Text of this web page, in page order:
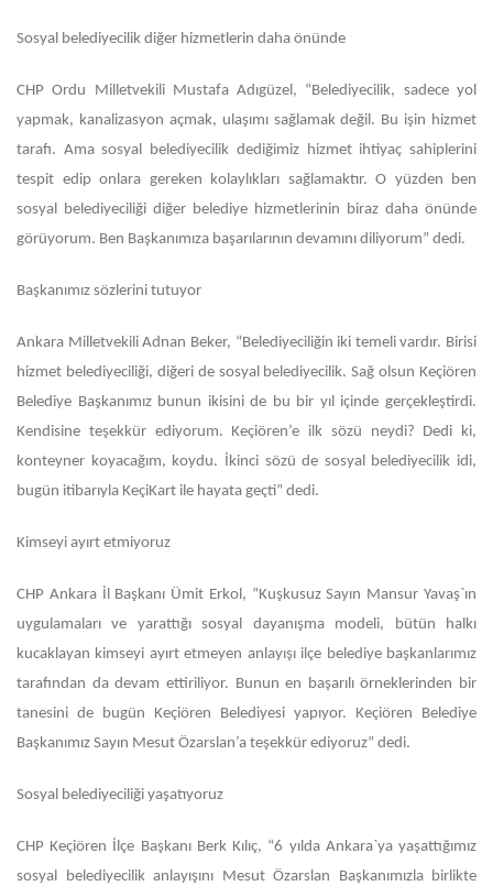
Sosyal belediyecilik diğer hizmetlerin daha önünde
CHP Ordu Milletvekili Mustafa Adıgüzel, “Belediyecilik, sadece yol
yapmak, kanalizasyon açmak, ulaşımı sağlamak değil. Bu işin hizmet
tarafı. Ama sosyal belediyecilik dediğimiz hizmet ihtiyaç sahiplerini
tespit edip onlara gereken kolaylıkları sağlamaktır. O yüzden ben
sosyal belediyeciliği diğer belediye hizmetlerinin biraz daha önünde
görüyorum. Ben Başkanımıza başarılarının devamını diliyorum” dedi.
Başkanımız sözlerini tutuyor
Ankara Milletvekili Adnan Beker, “Belediyeciliğin iki temeli vardır. Birisi
hizmet belediyeciliği, diğeri de sosyal belediyecilik. Sağ olsun Keçiören
Belediye Başkanımız bunun ikisini de bu bir yıl içinde gerçekleştirdi.
Kendisine teşekkür ediyorum. Keçiören’e ilk sözü neydi? Dedi ki,
konteyner koyacağım, koydu. İkinci sözü de sosyal belediyecilik idi,
bugün itibarıyla KeçiKart ile hayata geçti” dedi.
Kimseyi ayırt etmiyoruz
CHP Ankara İl Başkanı Ümit Erkol, “Kuşkusuz Sayın Mansur Yavaş`ın
uygulamaları ve yarattığı sosyal dayanışma modeli, bütün halkı
kucaklayan kimseyi ayırt etmeyen anlayışı ilçe belediye başkanlarımız
tarafından da devam ettiriliyor. Bunun en başarılı örneklerinden bir
tanesini de bugün Keçiören Belediyesi yapıyor. Keçiören Belediye
Başkanımız Sayın Mesut Özarslan’a teşekkür ediyoruz” dedi.
Sosyal belediyeciliği yaşatıyoruz
CHP Keçiören İlçe Başkanı Berk Kılıç, “6 yılda Ankara`ya yaşattığımız
sosyal belediyecilik anlayışını Mesut Özarslan Başkanımızla birlikte